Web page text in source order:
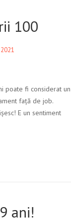
100
poate fi considerat un
față de job.
E un sentiment
ani!